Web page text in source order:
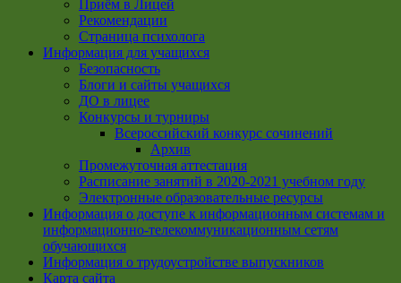
Приём в Лицей
Рекомендации
Страница психолога
Информация для учащихся
Безопасность
Блоги и сайты учащихся
ДО в лицее
Конкурсы и турниры
Всероссийский конкурс сочинений
Архив
Промежуточная аттестация
Расписание занятий в 2020-2021 учебном году
Электронные образовательные ресурсы
Информация о доступе к информационным системам и
информационно-телекоммуникационным сетям
обучающихся
Информация о трудоустройстве выпускников
Карта сайта